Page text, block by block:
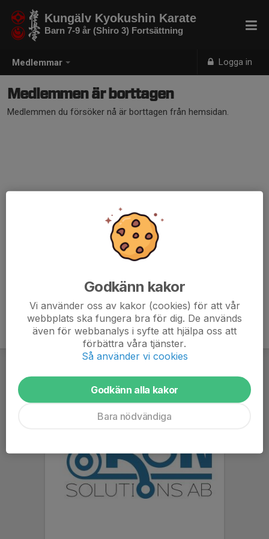
Medlemmar Logga in
Kungälv Kyokushin Karate
Barn 7-9 år (Shiro 3) Fortsättning
Medlemmen är borttagen
Medlemmen du försöker nå är borttagen från hemsidan.
Godkänn kakor
Vi använder oss av kakor (cookies) för att vår
webbplats ska fungera bra för dig. De används
även för webbanalys i syfte att hjälpa oss att
förbättra våra tjänster.
Så använder vi cookies
Godkänn alla kakor
Bara nödvändiga